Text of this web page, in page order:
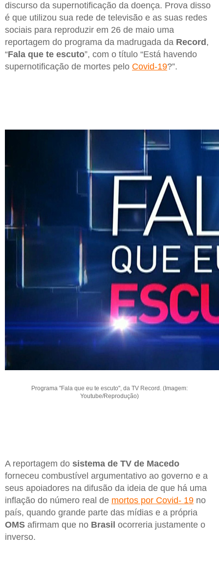
discurso da supernotificação da doença. Prova disso
é que utilizou sua rede de televisão e as suas redes
sociais para reproduzir em 26 de maio uma
reportagem do programa da madrugada da Record ,
“Fala que te escuto”, com o título “Está havendo
supernotificação de mortes pelo Covid-19?”.
Programa "Fala que eu te escuto", da TV Record. (Imagem:
Youtube/Reprodução)
A reportagem do sistema de TV de Macedo
forneceu combustível argumentativo ao governo e a
seus apoiadores na difusão da ideia de que há uma
inflação do número real de mortos por Covid- 19 no
país, quando grande parte das mídias e a própria
OMS afirmam que no Brasil ocorreria justamente o
inverso.